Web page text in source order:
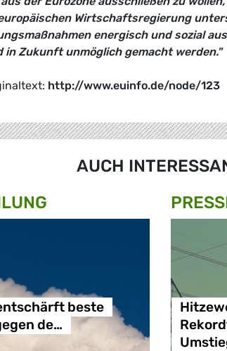
Wirtschaftsregierung
energisch und sozial
in Zukunft unmöglich gemacht werden."
http://www.euinfo.de/node/123
AUCH
beste
de…